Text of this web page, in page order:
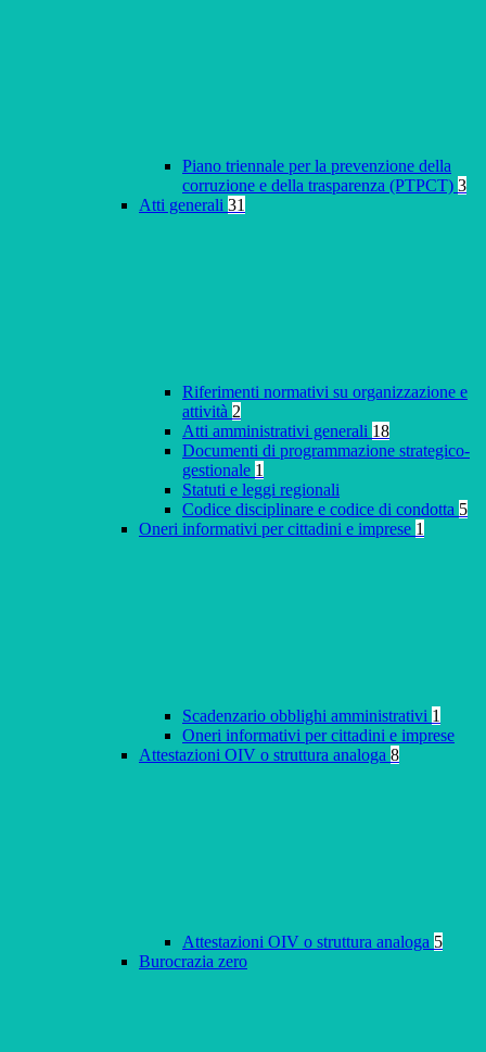
Piano triennale per la prevenzione della
corruzione e della trasparenza (PTPCT) 3
Atti generali 31
Riferimenti normativi su organizzazione e
attività 2
Atti amministrativi generali 18
Documenti di programmazione strategico-
gestionale 1
Statuti e leggi regionali
Codice disciplinare e codice di condotta 5
Oneri informativi per cittadini e imprese 1
Scadenzario obblighi amministrativi 1
Oneri informativi per cittadini e imprese
Attestazioni OIV o struttura analoga 8
Attestazioni OIV o struttura analoga 5
Burocrazia zero